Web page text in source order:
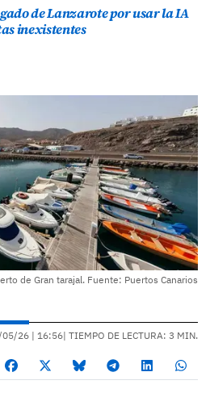
de Lanzarote por usar la IA
inexistentes
de Gran tarajal. Fuente: Puertos Canarios
05/26 | 16:56| TIEMPO DE LECTURA: 3 MIN.